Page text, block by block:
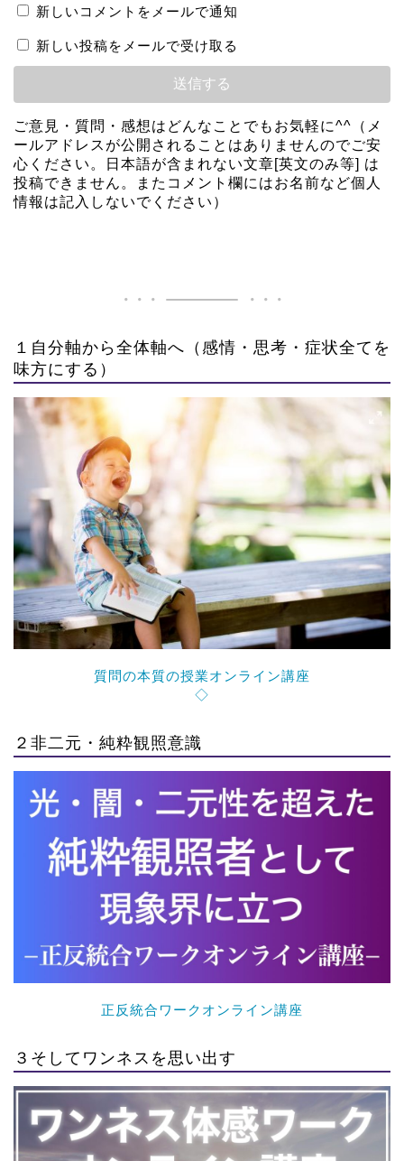
新しいコメントをメールで通知
新しい投稿をメールで受け取る
ご意見・質問・感想はどんなことでもお気軽に^^（メ
ールアドレスが公開されることはありませんのでご安
心ください。日本語が含まれない文章[英文のみ等] は
投稿できません。またコメント欄にはお名前など個人
情報は記入しないでください）
１自分軸から全体軸へ（感情・思考・症状全てを
味方にする）
質問の本質の授業オンライン講座
◇
２非二元・純粋観照意識
正反統合ワークオンライン講座
３そしてワンネスを思い出す